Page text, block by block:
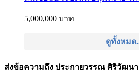
5,000,000 บาท
ดูทั้งหมด
ส่งข้อความถึง ประกายวรรณ ศิริวัฒนา